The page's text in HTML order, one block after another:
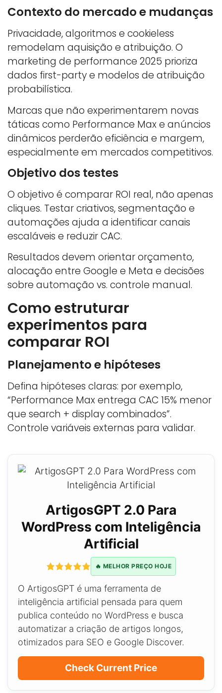
Contexto do mercado e mudanças
Privacidade, algoritmos e cookieless
remodelam aquisição e atribuição. O
marketing de performance 2025 prioriza
dados first-party e modelos de atribuição
probabilística.
Marcas que não experimentarem novas
táticas como Performance Max e anúncios
dinâmicos perderão eficiência e margem,
especialmente em mercados competitivos.
Objetivo dos testes
O objetivo é comparar ROI real, não apenas
cliques. Testar criativos, segmentação e
automações ajuda a identificar canais
escaláveis e reduzir CAC.
Resultados devem orientar orçamento,
alocação entre Google e Meta e decisões
sobre automação vs. controle manual.
Como estruturar
experimentos para
comparar ROI
Planejamento e hipóteses
Defina hipóteses claras: por exemplo,
“Performance Max entrega CAC 15% menor
que search + display combinados”.
Controle variáveis externas para validar.
ArtigosGPT 2.0 Para
WordPress com Inteligência
Artificial
🔥 MELHOR PREÇO HOJE
O ArtigosGPT é uma ferramenta de
inteligência artificial pensada para quem
publica conteúdo no WordPress e busca
automatizar a criação de artigos longos,
otimizados para SEO e Google Discover.
Check Current Price